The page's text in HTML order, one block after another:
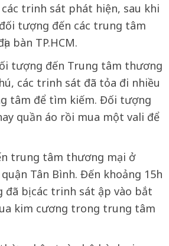
trinh sát phát hiện, sau khi
tượng đến các trung tâm
bàn TP.HCM.
tượng đến Trung tâm thương
các trinh sát đã tỏa đi nhiều
tâm để tìm kiếm. Đối tượng
quần áo rồi mua một vali để
trung tâm thương mại ở
Tân Bình. Đến khoảng 15h
đã bị các trinh sát ập vào bắt
kim cương trong trung tâm